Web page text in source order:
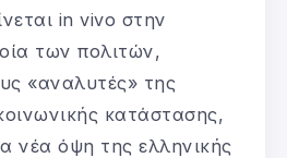
in vivo στην
των πολιτών,
«αναλυτές» της
κατάστασης,
νέα όψη της ελληνικής